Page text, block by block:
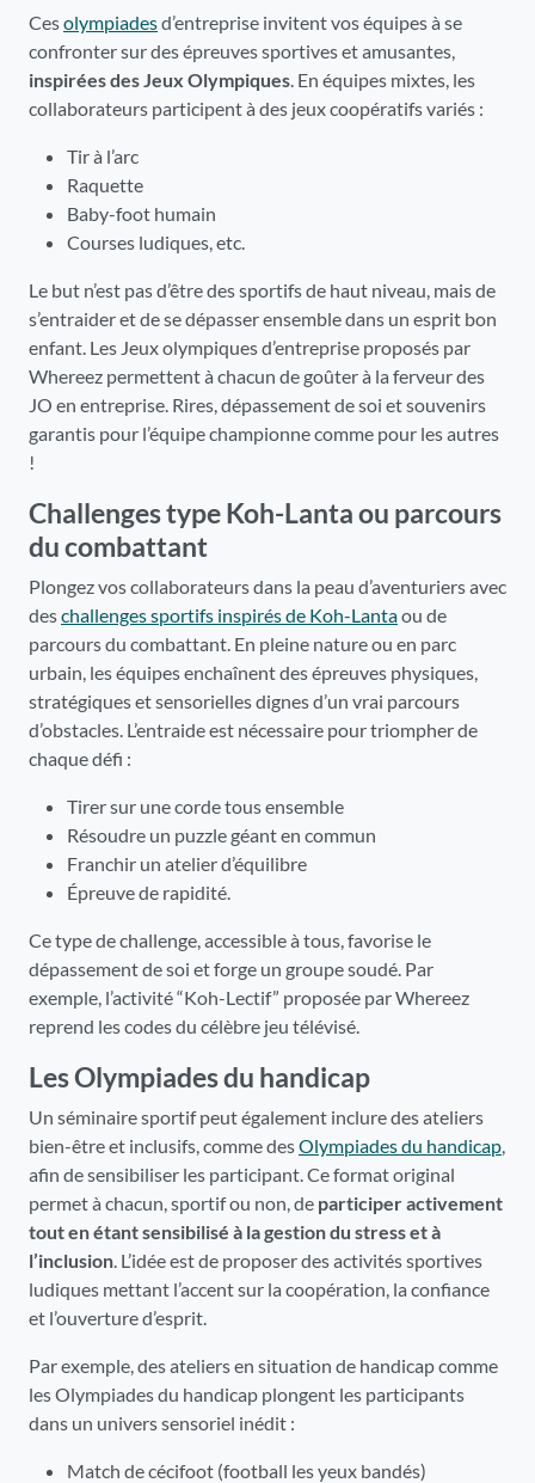
Cesolympiadesd’entreprise invitent vos équipes à se
confronter sur des épreuves sportives et amusantes,
inspirées des Jeux Olympiques. En équipes mixtes, les
collaborateurs participent à des jeux coopératifs variés :
Tir à l’arc
Raquette
Baby-foot humain
Courses ludiques, etc.
Le but n’est pas d’être des sportifs de haut niveau, mais de
s’entraider et de se dépasser ensemble dans un esprit bon
enfant. Les Jeux olympiques d’entreprise proposés par
Whereez permettent à chacun de goûter à la ferveur des
JO en entreprise. Rires, dépassement de soi et souvenirs
garantis pour l’équipe championne comme pour les autres
!
Challenges type Koh-Lanta ou parcours
du combattant
Plongez vos collaborateurs dans la peau d’aventuriers avec
deschallenges sportifs inspirés de Koh-Lantaou de
parcours du combattant. En pleine nature ou en parc
urbain, les équipes enchaînent des épreuves physiques,
stratégiques et sensorielles dignes d’un vrai parcours
d’obstacles. L’entraide est nécessaire pour triompher de
chaque défi :
Tirer sur une corde tous ensemble
Résoudre un puzzle géant en commun
Franchir un atelier d’équilibre
Épreuve de rapidité.
Ce type de challenge, accessible à tous, favorise le
dépassement de soi et forge un groupe soudé. Par
exemple, l’activité “Koh-Lectif” proposée par Whereez
reprend les codes du célèbre jeu télévisé.
Les Olympiades du handicap
Un séminaire sportif peut également inclure des ateliers
bien-être et inclusifs, comme desOlympiades du handicap,
afin de sensibiliser les participant. Ce format original
permet à chacun, sportif ou non, de participer activement
tout en étant sensibilisé à la gestion du stress et à
l’inclusion. L’idée est de proposer des activités sportives
ludiques mettant l’accent sur la coopération, la confiance
et l’ouverture d’esprit.
Par exemple, des ateliers en situation de handicap comme
les Olympiades du handicap plongent les participants
dans un univers sensoriel inédit :
Match de cécifoot (football les yeux bandés)